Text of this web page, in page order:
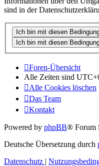
sind in der
Foren-Übersicht
Alle Zeiten sind
Alle Cookies löschen
Das Team
Kontakt
Powered by phpBB® Forum
Deutsche Übersetzung durch
Datenschutz |